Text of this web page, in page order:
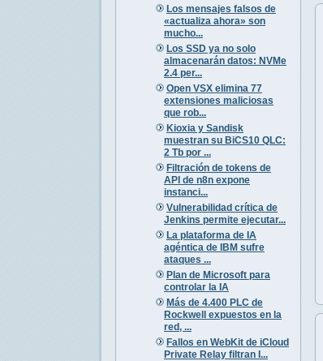
Los mensajes falsos de
«actualiza ahora» son
mucho...
Los SSD ya no solo
almacenarán datos: NVMe
2.4 per...
Open VSX elimina 77
extensiones maliciosas
que rob...
Kioxia y Sandisk
muestran su BiCS10 QLC:
2 Tb por ...
Filtración de tokens de
API de n8n expone
instanci...
Vulnerabilidad crítica de
Jenkins permite ejecutar...
La plataforma de IA
agéntica de IBM sufre
ataques ...
Plan de Microsoft para
controlar la IA
Más de 4.400 PLC de
Rockwell expuestos en la
red, ...
Fallos en WebKit de iCloud
Private Relay filtran I...